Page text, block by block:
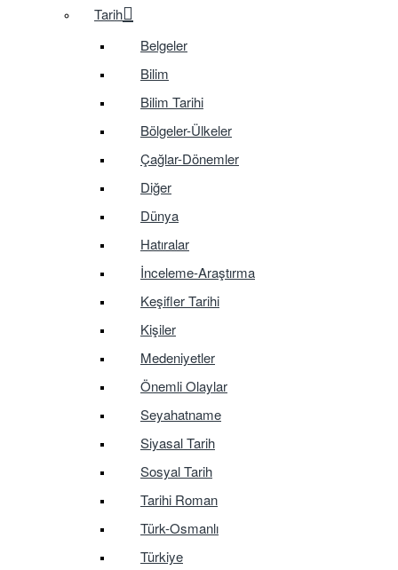
Tarih
Belgeler
Bilim
Bilim Tarihi
Bölgeler-Ülkeler
Çağlar-Dönemler
Diğer
Dünya
Hatıralar
İnceleme-Araştırma
Keşifler Tarihi
Kişiler
Medeniyetler
Önemli Olaylar
Seyahatname
Siyasal Tarih
Sosyal Tarih
Tarihi Roman
Türk-Osmanlı
Türkiye